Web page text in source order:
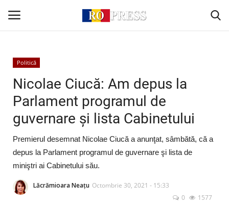
Conectare
Acasă
Intern
Extern
Politică
Socio-Economic
Politică
Nicolae Ciucă: Am depus la
Parlament programul de
guvernare şi lista Cabinetului
Premierul desemnat Nicolae Ciucă a anunţat, sâmbătă, că a
depus la Parlament programul de guvernare şi lista de
miniştri ai Cabinetului său.
Lăcrămioara Neațu Octombrie 30, 2021 - 15:33
0
1577